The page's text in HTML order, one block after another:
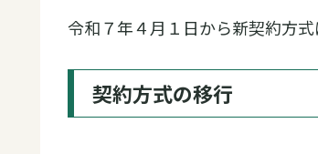
令和７年４月１日から新契約方式
契約方式の移行